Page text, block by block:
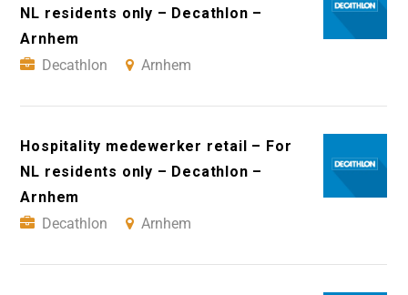
NL residents only – Decathlon –
Arnhem
Decathlon
Arnhem
Hospitality medewerker retail – For
NL residents only – Decathlon –
Arnhem
Decathlon
Arnhem